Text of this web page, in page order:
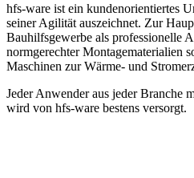
hfs-ware ist ein kundenorientiertes
seiner Agilität auszeichnet. Zur
Bauhilfsgewerbe als professionelle
normgerechter Montagematerialien
Maschinen zur Wärme- und
Jeder Anwender aus jeder Branche
wird von hfs-ware bestens versorgt.